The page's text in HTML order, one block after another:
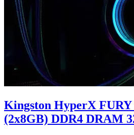
Kingston HyperX FURY
(2x8GB) DDR4 DRAM